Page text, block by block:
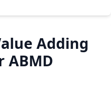
Adding
ABMD